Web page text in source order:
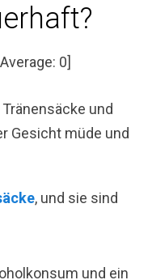
Average: 0]
Tränensäcke und
Gesicht müde und
, und sie sind
und ein